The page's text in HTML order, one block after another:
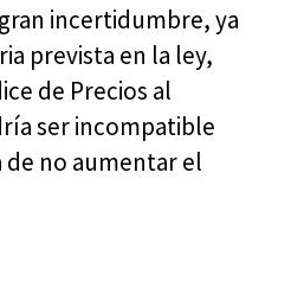
incertidumbre, ya
prevista en la ley,
de Precios al
ser incompatible
no aumentar el